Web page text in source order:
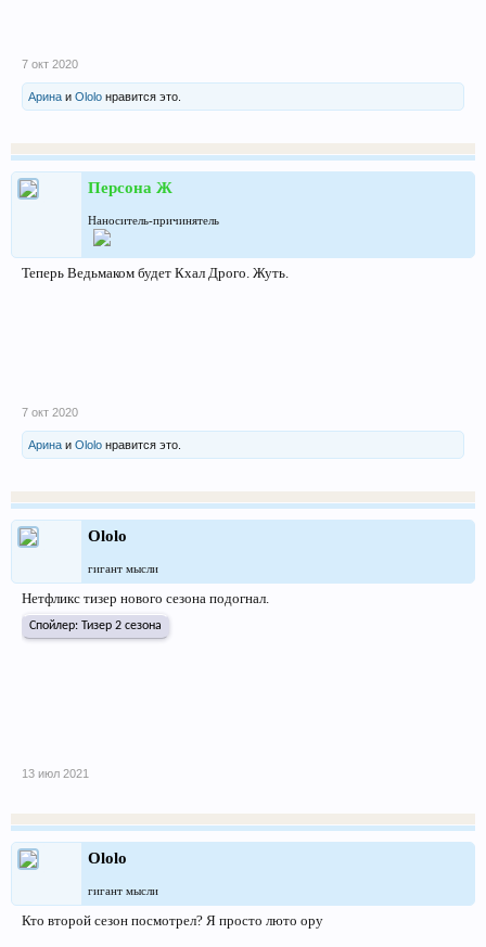
7 окт 2020
Арина и Ololo нравится это.
Персона Ж
Наноситель-причинятель
Теперь Ведьмаком будет Кхал Дрого. Жуть.
7 окт 2020
Арина и Ololo нравится это.
Ololo
гигант мысли
Нетфликс тизер нового сезона подогнал.
Спойлер: Тизер 2 сезона
13 июл 2021
Ololo
гигант мысли
Кто второй сезон посмотрел? Я просто люто ору